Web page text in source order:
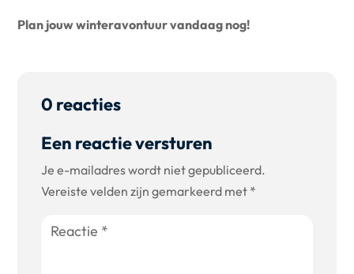
Plan jouw winteravontuur vandaag nog!
0 reacties
Een reactie versturen
Je e-mailadres wordt niet gepubliceerd.
Vereiste velden zijn gemarkeerd met *